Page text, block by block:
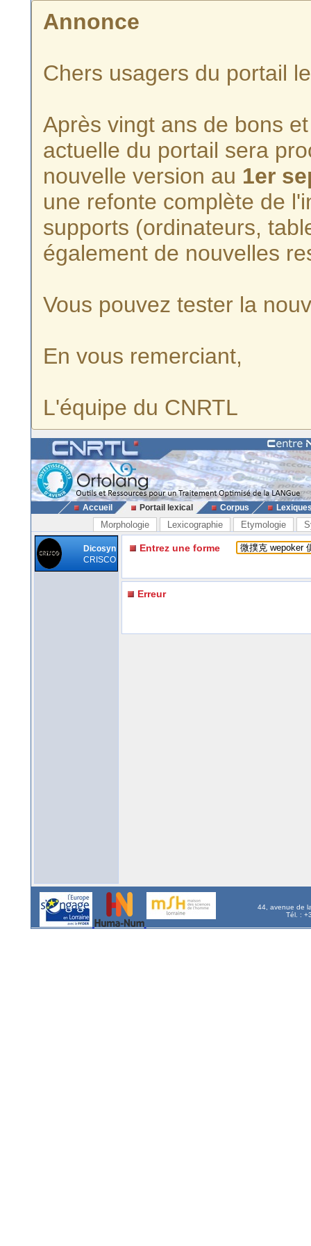
Annonce
Chers usagers du portail
Après vingt ans de bons
actuelle du portail sera
nouvelle version au 1er
une refonte complète de
supports (ordinateurs,
également de nouvelles
Vous pouvez tester la
En vous remerciant,
L'équipe du CNRTL
Accueil Portail lexical Corpus
Morphologie Lexicographie Etymologie
Dicosyn
CRISCO
Entrez une forme
Erreur
44, avenue de
Tél. :